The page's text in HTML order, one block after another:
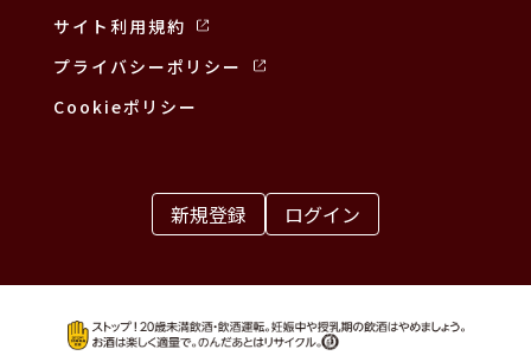
サイト利用規約
プライバシーポリシー
Cookieポリシー
新規登録 ログイン